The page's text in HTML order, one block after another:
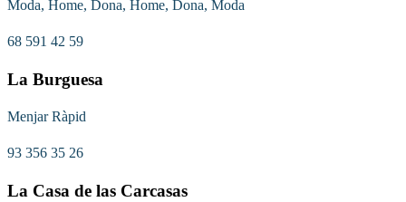
Moda, Home, Dona, Home, Dona, Moda
68 591 42 59
La Burguesa
Menjar Ràpid
93 356 35 26
La Casa de las Carcasas